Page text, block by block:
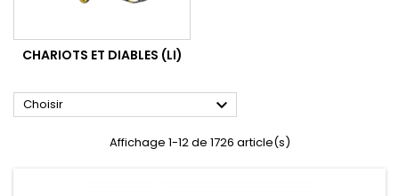
CHARIOTS ET DIABLES (LI)
Choisir 
Affichage 1-12 de 1726 article(s)